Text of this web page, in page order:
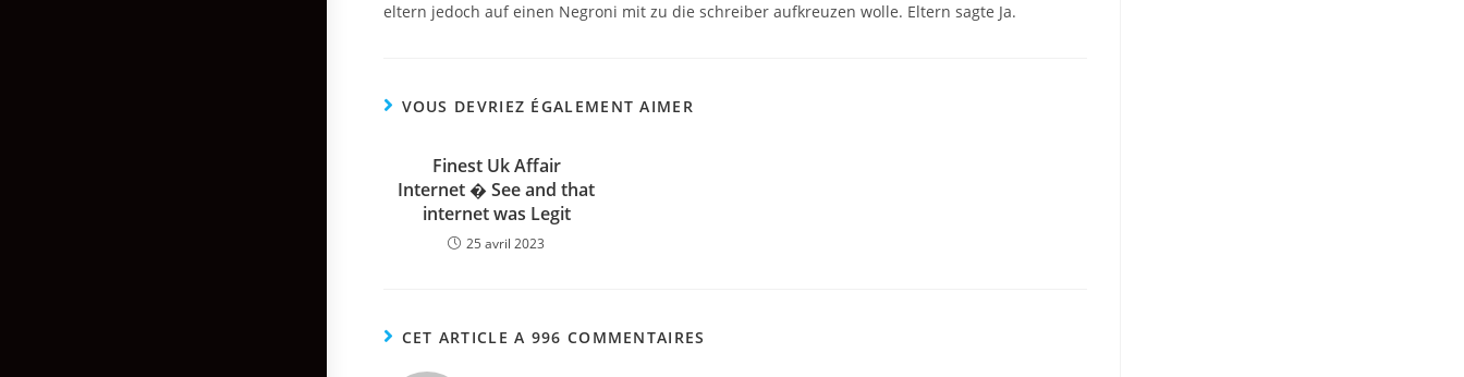
eltern jedoch auf einen Negroni mit zu die schreiber aufkreuzen wolle. Eltern sagte Ja.
VOUS DEVRIEZ ÉGALEMENT AIMER
Finest Uk Affair
Internet � See and that
internet was Legit
25 avril 2023
CET ARTICLE A 996 COMMENTAIRES